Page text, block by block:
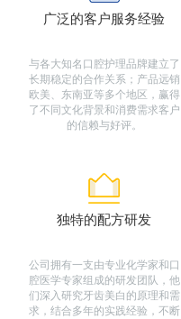
广泛的客户服务经验
与各大知名口腔护理品牌建立了
长期稳定的合作关系；产品远销
欧美、东南亚等多个地区，赢得
了不同文化背景和消费需求客户
的信赖与好评。
独特的配方研发
公司拥有一支由专业化学家和口
腔医学专家组成的研发团队，他
们深入研究牙齿美白的原理和需
求，结合多年的实践经验，不断